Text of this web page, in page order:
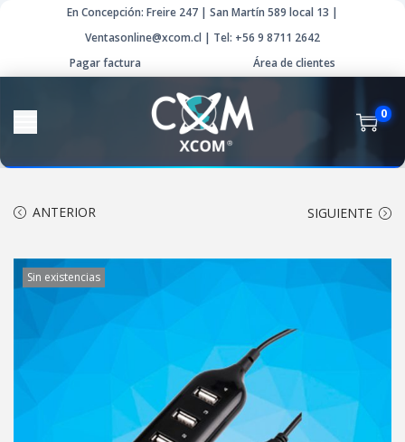
En Concepción: Freire 247 | San Martín 589 local 13 |
Ventasonline@xcom.cl | Tel: +56 9 8711 2642
Pagar factura
Área de clientes
0
ANTERIOR SIGUIENTE
Sin existencias